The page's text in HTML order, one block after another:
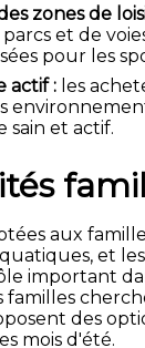
zones de
et de
pour les
actif : les
sain et actif.
aux
et
important
familles
des
mois d'été.